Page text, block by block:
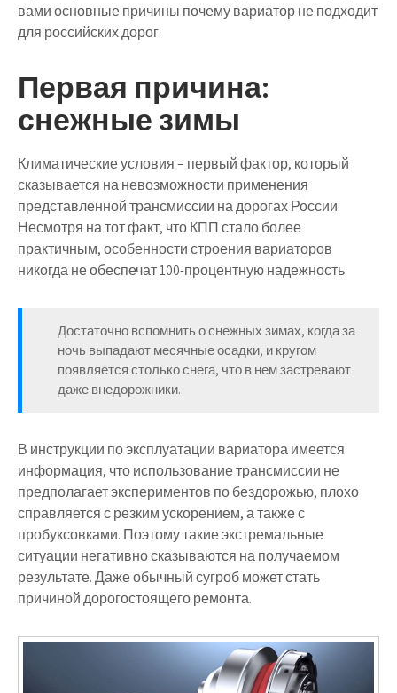
вами основные причины почему вариатор не подходит
для российских дорог.
Первая причина:
снежные зимы
Климатические условия – первый фактор, который
сказывается на невозможности применения
представленной трансмиссии на дорогах России.
Несмотря на тот факт, что КПП стало более
практичным, особенности строения вариаторов
никогда не обеспечат 100-процентную надежность.
Достаточно вспомнить о снежных зимах, когда за
ночь выпадают месячные осадки, и кругом
появляется столько снега, что в нем застревают
даже внедорожники.
В инструкции по эксплуатации вариатора имеется
информация, что использование трансмиссии не
предполагает экспериментов по бездорожью, плохо
справляется с резким ускорением, а также с
пробуксовками. Поэтому такие экстремальные
ситуации негативно сказываются на получаемом
результате. Даже обычный сугроб может стать
причиной дорогостоящего ремонта.